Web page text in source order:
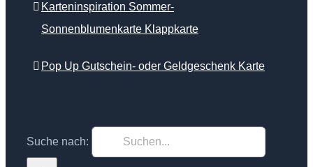
Karteninspiration Sommer-
Sonnenblumenkarte Klappkarte
Pop Up Gutschein- oder Geldgeschenk Karte
Suche nach: